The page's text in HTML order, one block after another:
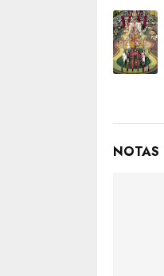
NOTAS